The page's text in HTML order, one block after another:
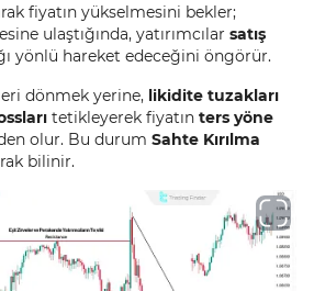
fiyatın yükselmesini bekler;
ulaştığında, yatırımcılar satış
yönlü hareket edeceğini öngörür.
dönmek yerine, likidite tuzakları
tetikleyerek fiyatın ters yöne
olur. Bu durum Sahte Kırılma
bilinir.